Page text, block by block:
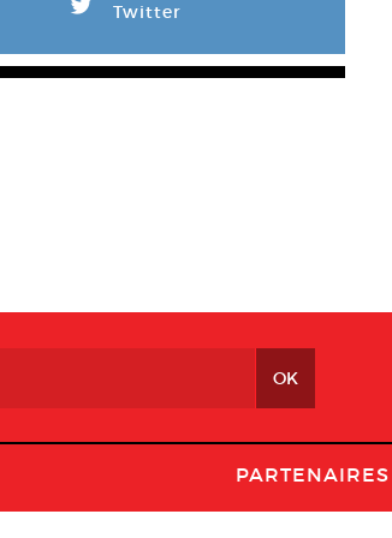
L Twitter
PARTENAIRES